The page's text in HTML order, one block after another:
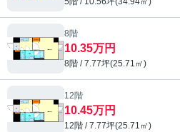
8階
10.35万円
8階 / 7.77坪(25.71㎡)
12階
10.45万円
12階 / 7.77坪(25.71㎡)